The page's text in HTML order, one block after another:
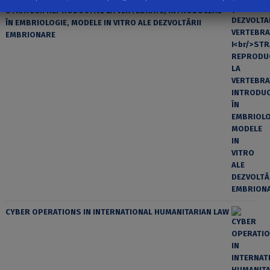
STRATEGII REPRODUCTIVE LA VERTEBRATE, INTRODUCERE
ÎN EMBRIOLOGIE, MODELE IN VITRO ALE DEZVOLTĂRII
EMBRIONARE
CYBER OPERATIONS IN INTERNATIONAL HUMANITARIAN LAW